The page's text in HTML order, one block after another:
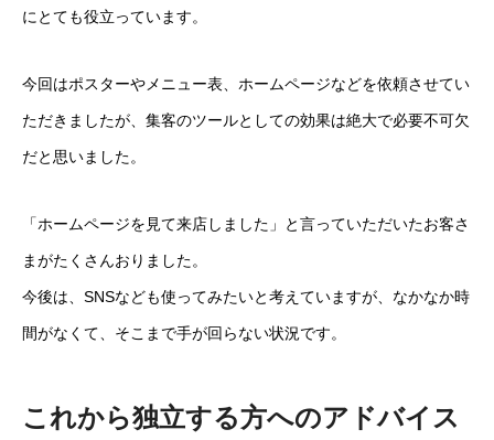
にとても役立っています。
今回はポスターやメニュー表、ホームページなどを依頼させてい
ただきましたが、集客のツールとしての効果は絶大で必要不可欠
だと思いました。
「ホームページを見て来店しました」と言っていただいたお客さ
まがたくさんおりました。
今後は、SNSなども使ってみたいと考えていますが、なかなか時
間がなくて、そこまで手が回らない状況です。
これから独立する方へのアドバイス